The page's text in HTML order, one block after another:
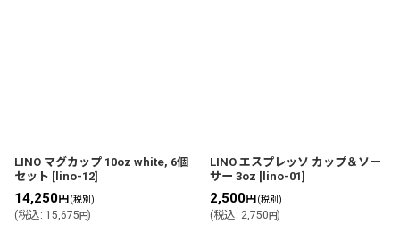
LINO マグカップ 10oz white, 6個
セット [ lino-12]
14,250円 (税別)
(税込: 15,675円)
LINO エスプレッソ カップ＆ソー
サー 3oz [ lino-01]
2,500円 (税別)
(税込: 2,750円)